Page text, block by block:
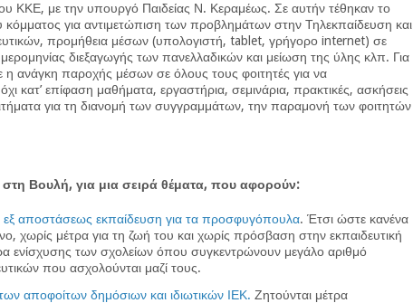
ΚΚΕ, με την υπουργό Παιδείας Ν. Κεραμέως. Σε αυτήν τέθηκαν το
κόμματος για αντιμετώπιση των προβλημάτων στην Τηλεκπαίδευση και
προμήθεια μέσων (υπολογιστή, tablet, γρήγορο internet) σε
διεξαγωγής των πανελλαδικών και μείωση της ύλης κλπ. Για
η ανάγκη παροχής μέσων σε όλους τους φοιτητές για να
κατ’ επίφαση μαθήματα, εργαστήρια, σεμινάρια, πρακτικές, ασκήσεις
για τη διανομή των συγγραμμάτων, την παραμονή των φοιτητών
στη Βουλή, για μια σειρά θέματα, που αφορούν:
αποστάσεως εκπαίδευση για τα προσφυγόπουλα. Έτσι ώστε κανένα
χωρίς μέτρα για τη ζωή του και χωρίς πρόσβαση στην εκπαιδευτική
ενίσχυσης των σχολείων όπου συγκεντρώνουν μεγάλο αριθμό
που ασχολούνται μαζί τους.
αποφοίτων δημόσιων και ιδιωτικών ΙΕΚ. Ζητούνται μέτρα